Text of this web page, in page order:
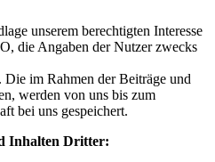
unserem berechtigten Interesse
die Angaben der Nutzer zwecks
Die im Rahmen der Beiträge und
werden von uns bis zum
bei uns gespeichert.
Inhalten Dritter: